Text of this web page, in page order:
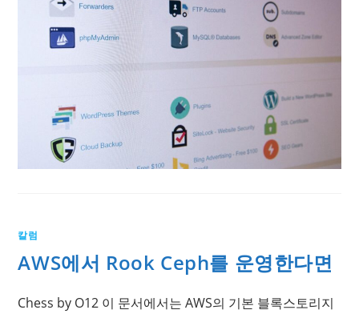
칼럼
AWS에서 Rook Ceph를 운영한다면
Chess by O12 이 문서에서는 AWS의 기본 블록스토리지